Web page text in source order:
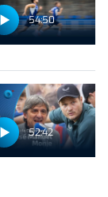
54:50
52:42